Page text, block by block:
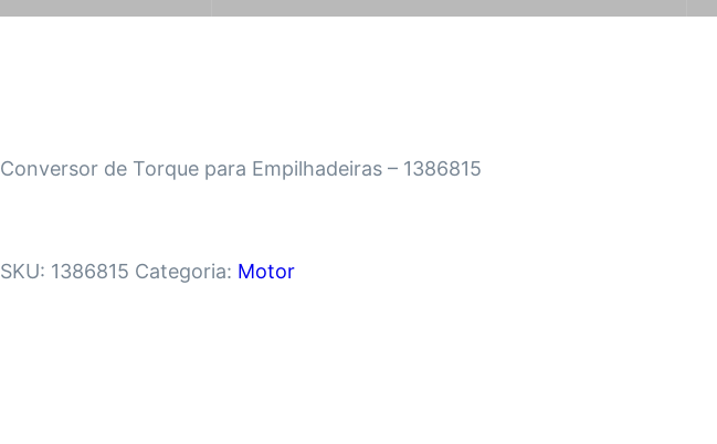
Conversor de Torque para Empilhadeiras – 1386815
SKU: 1386815 Categoria: Motor